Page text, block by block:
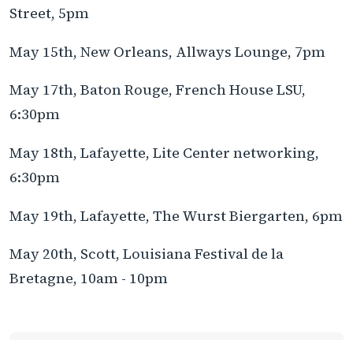
Street, 5pm
May 15th, New Orleans, Allways Lounge, 7pm
May 17th, Baton Rouge, French House LSU,
6:30pm
May 18th, Lafayette, Lite Center networking,
6:30pm
May 19th, Lafayette, The Wurst Biergarten, 6pm
May 20th, Scott, Louisiana Festival de la
Bretagne, 10am - 10pm